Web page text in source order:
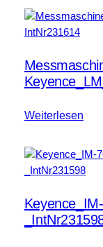
Weiterlesen